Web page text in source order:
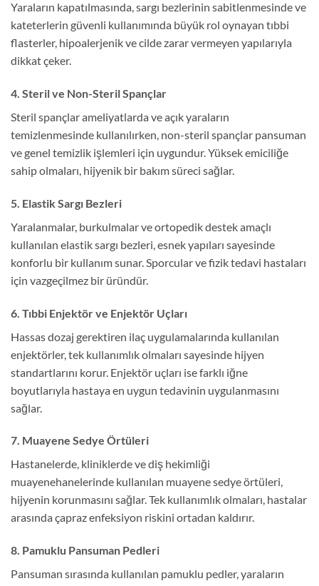
Yaraların kapatılmasında, sargı bezlerinin sabitlenmesinde ve
kateterlerin güvenli kullanımında büyük rol oynayan tıbbi
flasterler, hipoalerjenik ve cilde zarar vermeyen yapılarıyla
dikkat çeker.
4. Steril ve Non-Steril Spançlar
Steril spançlar ameliyatlarda ve açık yaraların
temizlenmesinde kullanılırken, non-steril spançlar pansuman
ve genel temizlik işlemleri için uygundur. Yüksek emiciliğe
sahip olmaları, hijyenik bir bakım süreci sağlar.
5. Elastik Sargı Bezleri
Yaralanmalar, burkulmalar ve ortopedik destek amaçlı
kullanılan elastik sargı bezleri, esnek yapıları sayesinde
konforlu bir kullanım sunar. Sporcular ve fizik tedavi hastaları
için vazgeçilmez bir üründür.
6. Tıbbi Enjektör ve Enjektör Uçları
Hassas dozaj gerektiren ilaç uygulamalarında kullanılan
enjektörler, tek kullanımlık olmaları sayesinde hijyen
standartlarını korur. Enjektör uçları ise farklı iğne
boyutlarıyla hastaya en uygun tedavinin uygulanmasını
sağlar.
7. Muayene Sedye Örtüleri
Hastanelerde, kliniklerde ve diş hekimliği
muayenehanelerinde kullanılan muayene sedye örtüleri,
hijyenin korunmasını sağlar. Tek kullanımlık olmaları, hastalar
arasında çapraz enfeksiyon riskini ortadan kaldırır.
8. Pamuklu Pansuman Pedleri
Pansuman sırasında kullanılan pamuklu pedler, yaraların